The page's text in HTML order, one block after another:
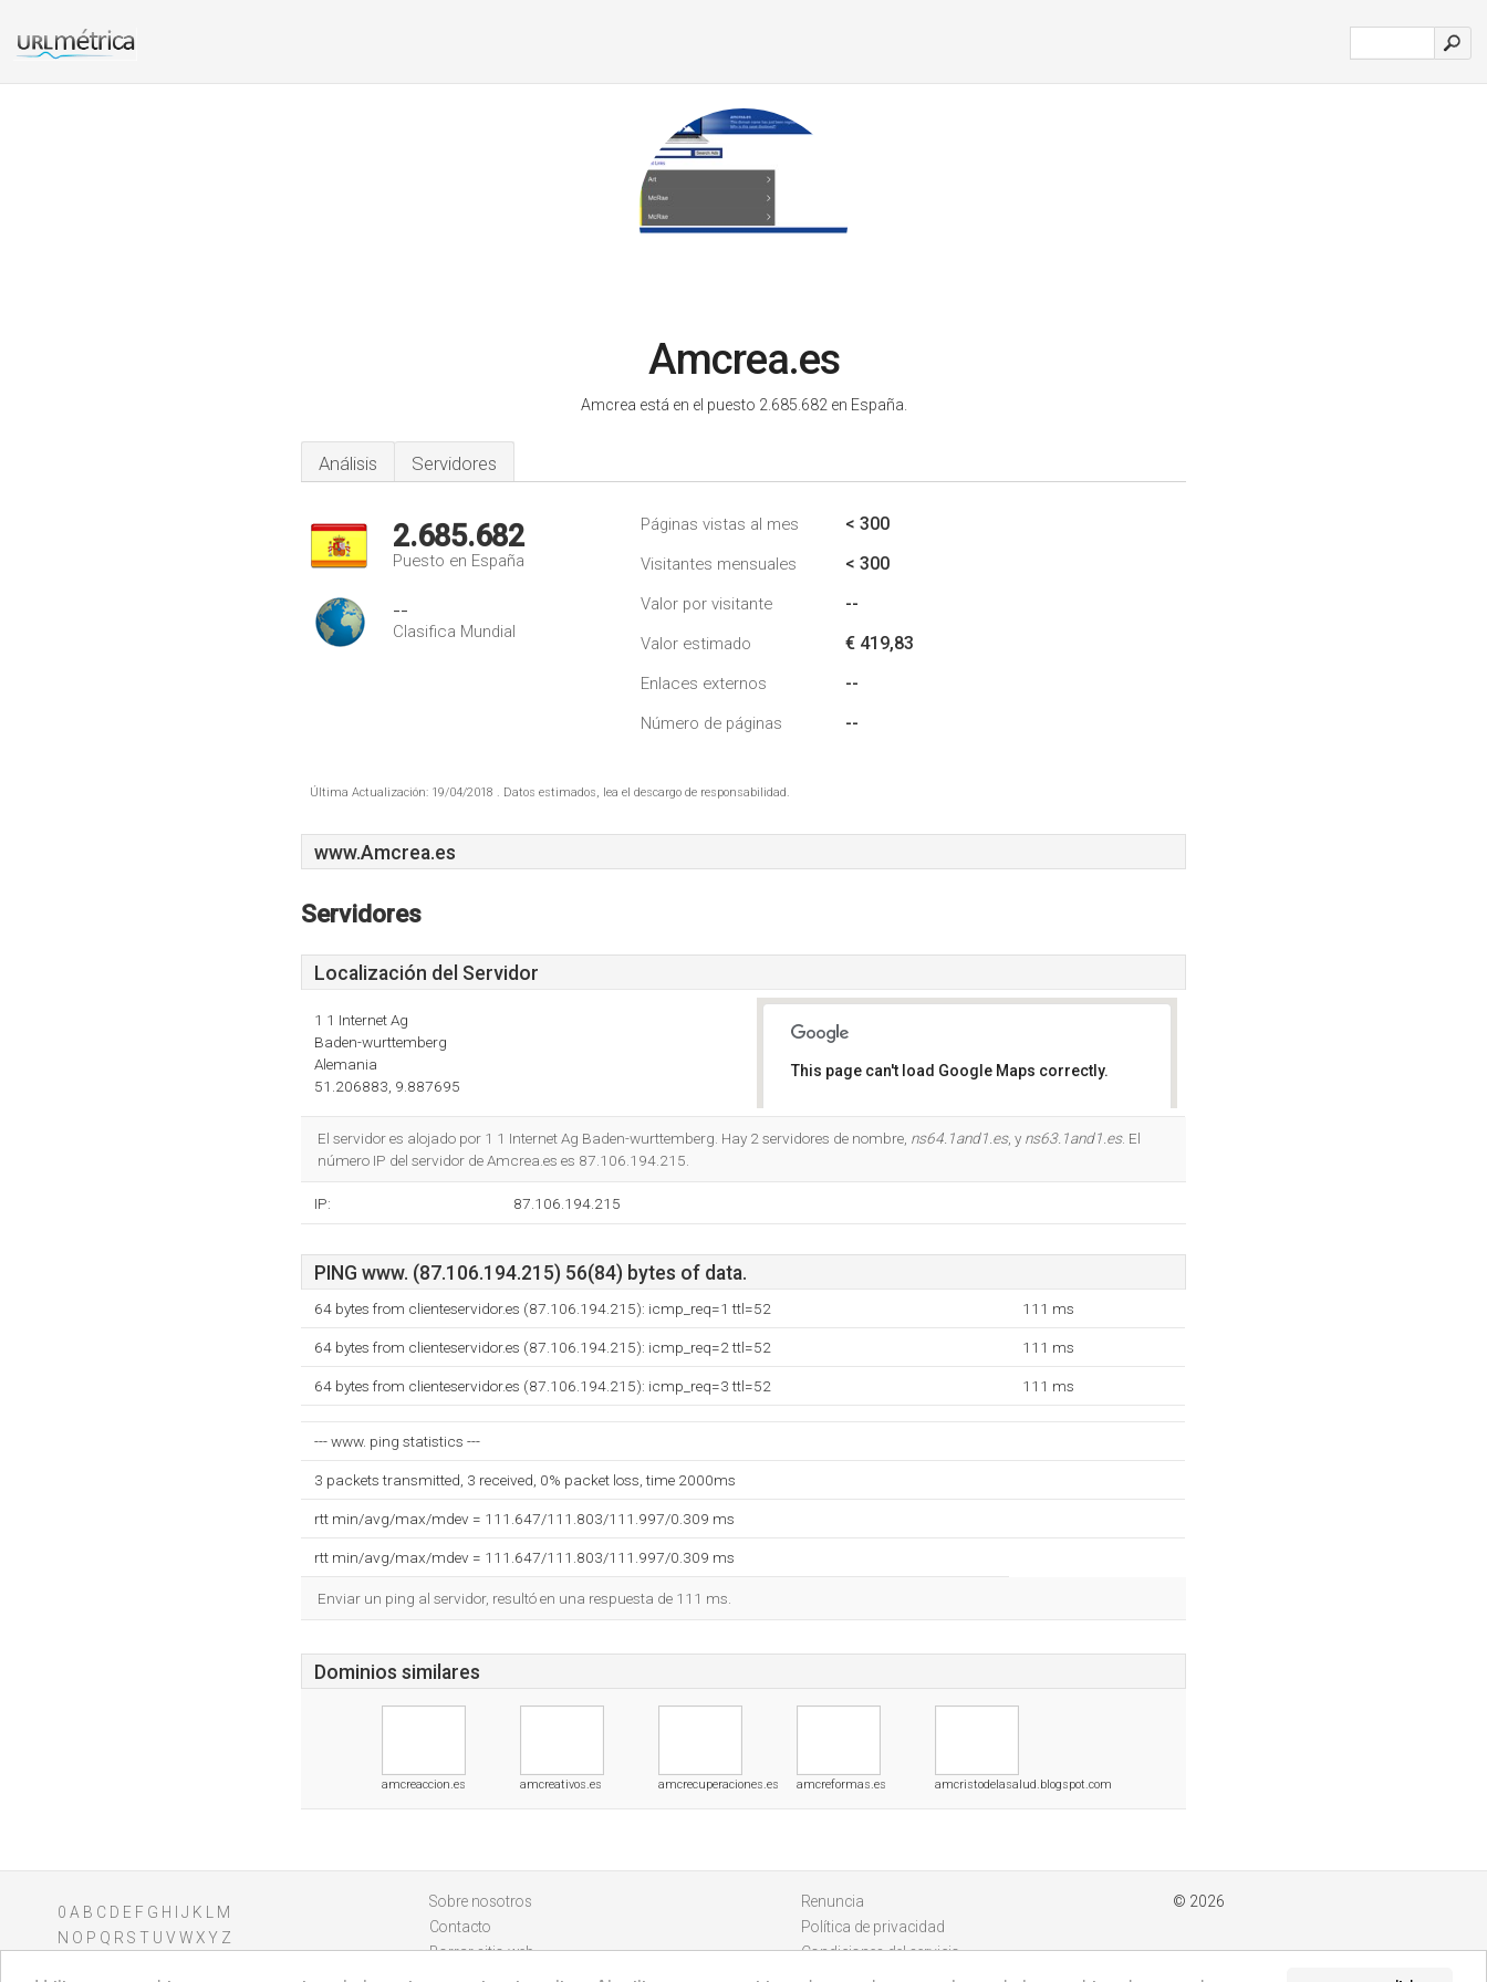
Amcrea.es
Amcrea está en el puesto 2.685.682 en España.
Análisis Servidores
2.685.682
Puesto en España
--
Clasifica Mundial
Páginas vistas al mes < 300
Visitantes mensuales < 300
Valor por visitante --
Valor estimado € 419,83
Enlaces externos --
Número de páginas --
Última Actualización: 19/04/2018 . Datos estimados, lea el descargo de responsabilidad.
www.Amcrea.es
Servidores
Localización del Servidor
1 1 Internet Ag
Baden-wurttemberg
Alemania
51.206883, 9.887695
This page can't load Google Maps correctly.
El servidor es alojado por 1 1 Internet Ag Baden-wurttemberg. Hay 2 servidores de nombre, ns64.1and1.es, y ns63.1and1.es. El
número IP del servidor de Amcrea.es es 87.106.194.215.
IP: 87.106.194.215
PING www. (87.106.194.215) 56(84) bytes of data.
64 bytes from clienteservidor.es (87.106.194.215): icmp_req=1 ttl=52 111 ms
64 bytes from clienteservidor.es (87.106.194.215): icmp_req=2 ttl=52 111 ms
64 bytes from clienteservidor.es (87.106.194.215): icmp_req=3 ttl=52 111 ms
--- www. ping statistics ---
3 packets transmitted, 3 received, 0% packet loss, time 2000ms
rtt min/avg/max/mdev = 111.647/111.803/111.997/0.309 ms
rtt min/avg/max/mdev = 111.647/111.803/111.997/0.309 ms
Enviar un ping al servidor, resultó en una respuesta de 111 ms.
Dominios similares
amcreaccion.es amcreativos.es amcrecuperaciones.es amcreformas.es amcristodelasalud.blogspot.com
0 A B C D E F G H J K
M
N O P Q R S T U V WXY Z
Sobre nosotros
Contacto
Borrar sitio web
Renuncia
Política de privacidad
Condiciones del servicio
© 2026